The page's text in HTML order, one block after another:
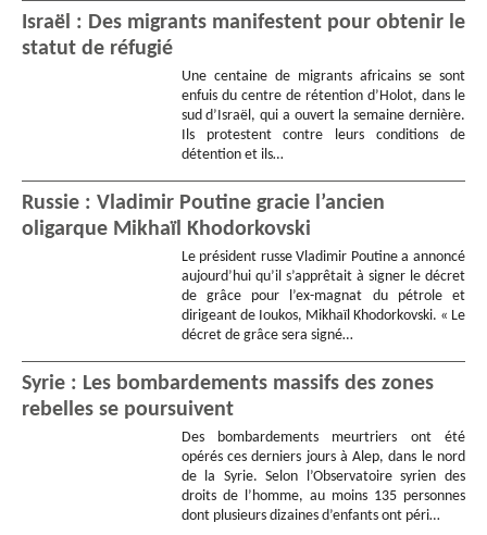
Israël : Des migrants manifestent pour obtenir le
statut de réfugié
Une centaine de migrants africains se sont
enfuis du centre de rétention d’Holot, dans le
sud d’Israël, qui a ouvert la semaine dernière.
Ils protestent contre leurs conditions de
détention et ils…
Russie : Vladimir Poutine gracie l’ancien
oligarque Mikhaïl Khodorkovski
Le président russe Vladimir Poutine a annoncé
aujourd’hui qu’il s’apprêtait à signer le décret
de grâce pour l’ex-magnat du pétrole et
dirigeant de Ioukos, Mikhaïl Khodorkovski. « Le
décret de grâce sera signé…
Syrie : Les bombardements massifs des zones
rebelles se poursuivent
Des bombardements meurtriers ont été
opérés ces derniers jours à Alep, dans le nord
de la Syrie. Selon l’Observatoire syrien des
droits de l’homme, au moins 135 personnes
dont plusieurs dizaines d’enfants ont péri…